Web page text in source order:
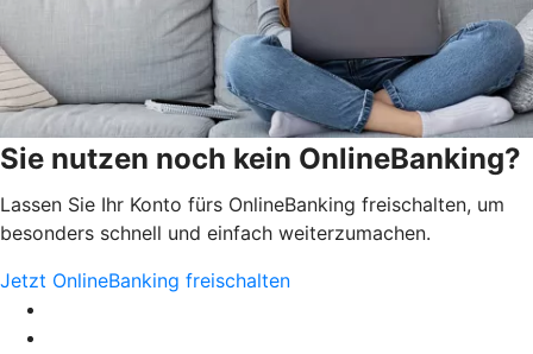
Sie nutzen noch kein OnlineBanking?
Lassen Sie Ihr Konto fürs OnlineBanking freischalten, um
besonders schnell und einfach weiterzumachen.
Jetzt OnlineBanking freischalten